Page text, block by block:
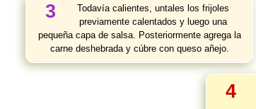
3
Todavía calientes, untales los frijoles
previamente calentados y luego una
pequeña capa de salsa. Posteriormente agrega la
carne deshebrada y cúbre con queso añejo.
4